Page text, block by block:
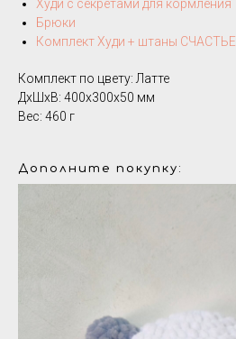
Худи с секретами для кормления
Брюки
Комплект Худи + штаны СЧАСТЬЕ
Комплект по цвету: Латте
ДxШxВ: 400x300x50 мм
Вес: 460 г
Дополните покупку: